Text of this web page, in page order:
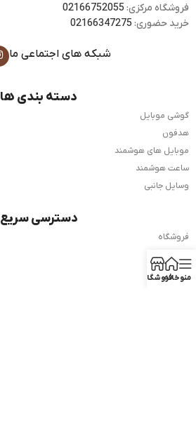
فروشگاه مرکزی: 02166752055
خرید حضوری: 02166347275
شبکه های اجتماعی ما
دسته بندی ها
گوشی موبایل
هدفون
موبایل های هوشمند
ساعت هوشمند
وسایل جانبی
دسترسی سریع
فروشگاه
کارکرده
تماس با ما
منوخانهفروشگاه